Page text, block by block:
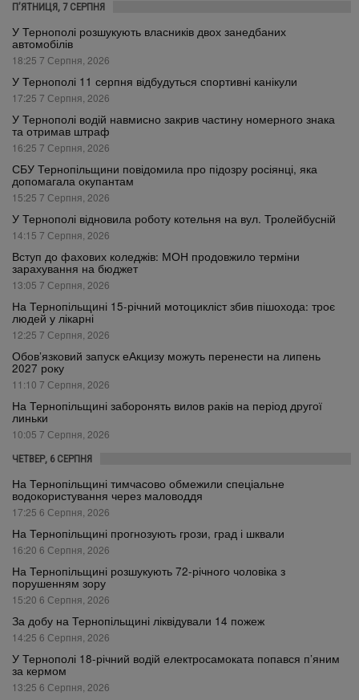
П’ЯТНИЦЯ, 7 СЕРПНЯ
У Тернополі розшукують власників двох занедбаних
автомобілів
18:25 7 Серпня, 2026
У Тернополі 11 серпня відбудуться спортивні канікули
17:25 7 Серпня, 2026
У Тернополі водій навмисно закрив частину номерного знака
та отримав штраф
16:25 7 Серпня, 2026
СБУ Тернопільщини повідомила про підозру росіянці, яка
допомагала окупантам
15:25 7 Серпня, 2026
У Тернополі відновила роботу котельня на вул. Тролейбусній
14:15 7 Серпня, 2026
Вступ до фахових коледжів: МОН продовжило терміни
зарахування на бюджет
13:05 7 Серпня, 2026
На Тернопільщині 15-річний мотоцикліст збив пішохода: троє
людей у лікарні
12:25 7 Серпня, 2026
Обов’язковий запуск еАкцизу можуть перенести на липень
2027 року
11:10 7 Серпня, 2026
На Тернопільщині заборонять вилов раків на період другої
линьки
10:05 7 Серпня, 2026
ЧЕТВЕР, 6 СЕРПНЯ
На Тернопільщині тимчасово обмежили спеціальне
водокористування через маловоддя
17:25 6 Серпня, 2026
На Тернопільщині прогнозують грози, град і шквали
16:20 6 Серпня, 2026
На Тернопільщині розшукують 72-річного чоловіка з
порушенням зору
15:20 6 Серпня, 2026
За добу на Тернопільщині ліквідували 14 пожеж
14:25 6 Серпня, 2026
У Тернополі 18-річний водій електросамоката попався п’яним
за кермом
13:25 6 Серпня, 2026